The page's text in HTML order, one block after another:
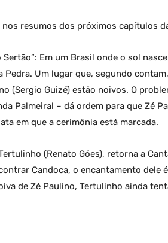
resumos dos próximos capítulos
Sertão”: Em um Brasil onde o sol
Pedra. Um lugar que, segundo
(Sergio Guizé) estão noivos. O
Palmeiral – dá ordem para que Zé
em que a cerimônia está marcada.
(Renato Góes), retorna a
Candoca, o encantamento dele
de Zé Paulino, Tertulinho ainda